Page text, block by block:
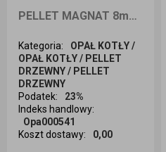
PELLET MAGNAT 8mm A2 15KG - odbiór osobisty
Kategoria:
OPAŁ KOTŁY /
OPAŁ KOTŁY / PELLET
DRZEWNY / PELLET
DRZEWNY
Podatek:
23%
Indeks handlowy:
Opa000541
Koszt dostawy: 0,00
Ilość sztuk